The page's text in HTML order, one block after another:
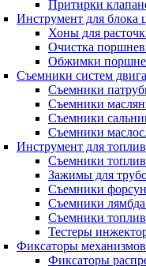
Притирки
Инструмент для блока
Хоны для
Очистка
Обжимки
Съемники систем
Съемники
Съемники
Съемники
Съемники
Инструмент для
Съемники
Зажимы для
Съемники
Съемники лямбда
Съемники
Тестеры
Фиксаторы механизмов
Фиксаторы